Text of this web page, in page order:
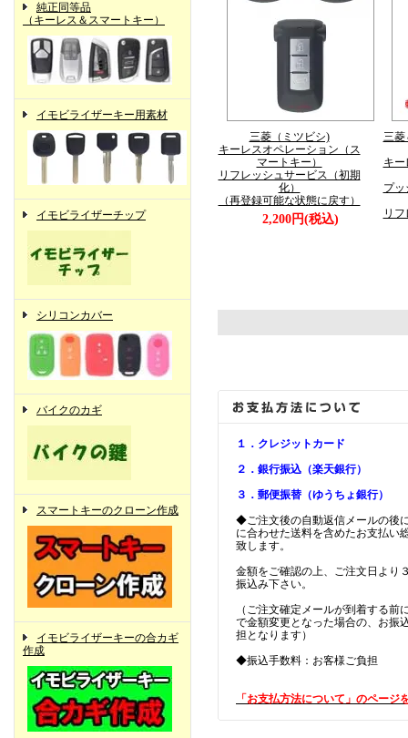
純正同等品
（キーレス＆スマートキー）
イモビライザーキー用素材
イモビライザーチップ
シリコンカバー
バイクのカギ
スマートキーのクローン作成
イモビライザーキーの合カギ
作成
三菱（ミツビシ)
キーレスオペレーション（ス
マートキー）
リフレッシュサービス（初期
化）
（再登録可能な状態に戻す）
2,200円(税込)
三菱
キ
プ
リ
１．クレジットカード
２．銀行振込（楽天銀行）
３．郵便振替（ゆうちょ銀行）
◆ご注文後の自動返信メールの後
に合わせた送料を含めたお支払い
致します。
金額をご確認の上、ご注文日より
振込み下さい。
（ご注文確定メールが到着する前
で金額変更となった場合の、お振
担となります）
◆振込手数料：お客様ご負担
「お支払方法について」のページ